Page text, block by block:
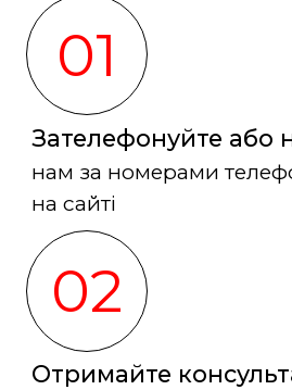
01
Зателефонуйте або
нам за номерами
на сайті
02
Отримайте